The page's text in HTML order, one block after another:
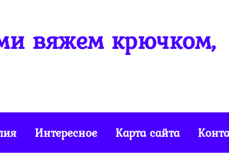
вяжем крючком,
Интересное Карта сайта